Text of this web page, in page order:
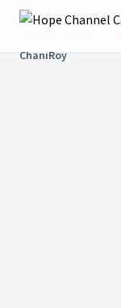
ChaniRoy